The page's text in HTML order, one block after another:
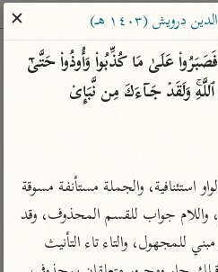
القرآن والعلم الشرعي
القرآني
مصاحف
Type 2 or
للقنوجي
معاصرة
الميسر
(١٤٠٣ هـ)
✕